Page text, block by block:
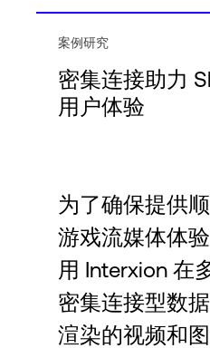
专业知识和资源
Language
登录
案例研究
密集连接助力
用户体验
为了确保提供
游戏流媒体体
用 Interxion 在
密集连接型数
渲染的视频和